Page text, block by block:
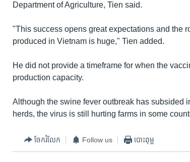
Department of Agriculture, Tien said.
"This success opens great expectations and the
produced in Vietnam is huge," Tien added.
He did not provide a timeframe for when the
production capacity.
Although the swine fever outbreak has subsided
herds, the virus is still hurting farms in some
ចែករំលែក Follow us បោះពុម្ព